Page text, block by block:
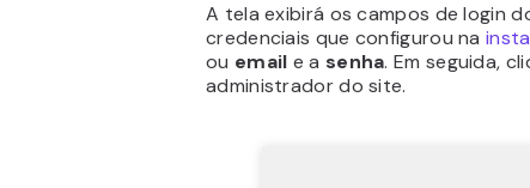
A tela exibirá os campos de login
credenciais que configurou na
ou email e a senha. Em seguida,
administrador do site.